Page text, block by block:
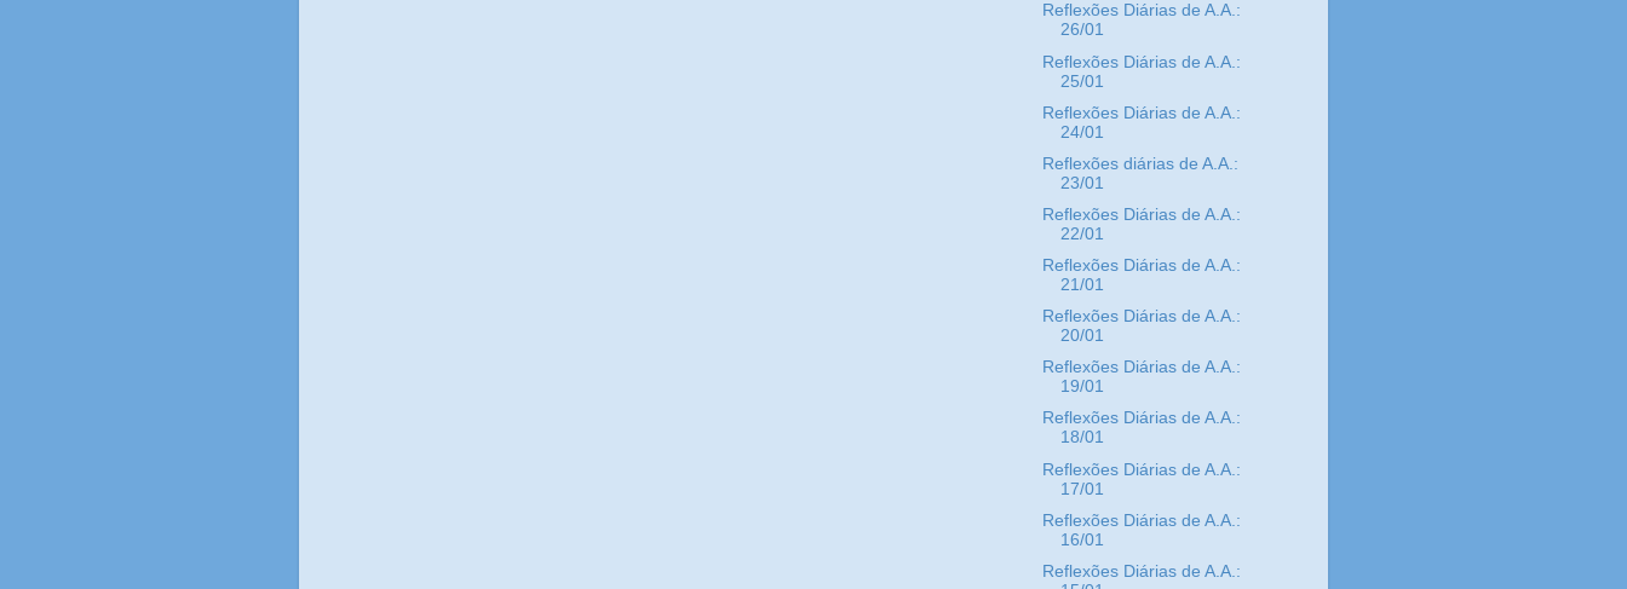
Reflexões Diárias de A.A.:
26/01
Reflexões Diárias de A.A.:
25/01
Reflexões Diárias de A.A.:
24/01
Reflexões diárias de A.A.:
23/01
Reflexões Diárias de A.A.:
22/01
Reflexões Diárias de A.A.:
21/01
Reflexões Diárias de A.A.:
20/01
Reflexões Diárias de A.A.:
19/01
Reflexões Diárias de A.A.:
18/01
Reflexões Diárias de A.A.:
17/01
Reflexões Diárias de A.A.:
16/01
Reflexões Diárias de A.A.: